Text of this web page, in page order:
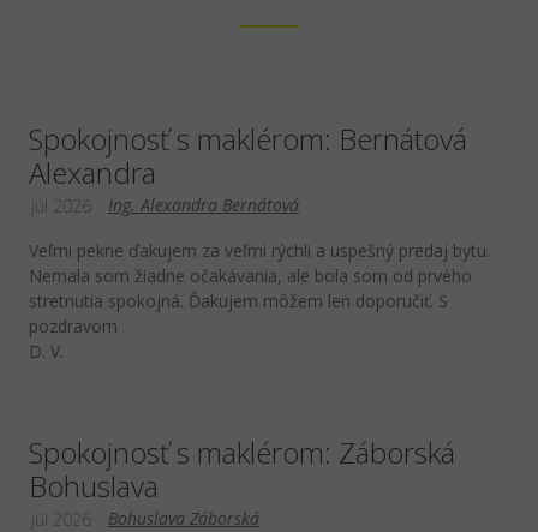
Spokojnosť s maklérom: Bernátová
Alexandra
Ing. Alexandra Bernátová
júl 2026
Veľmi pekne ďakujem za veľmi rýchli a uspešný predaj bytu.
Nemala som žiadne očakávania, ale bola som od prvého
stretnutia spokojná. Ďakujem môžem len doporučiť. S
pozdravom
D. V.
Spokojnosť s maklérom: Záborská
Bohuslava
Bohuslava Záborská
júl 2026